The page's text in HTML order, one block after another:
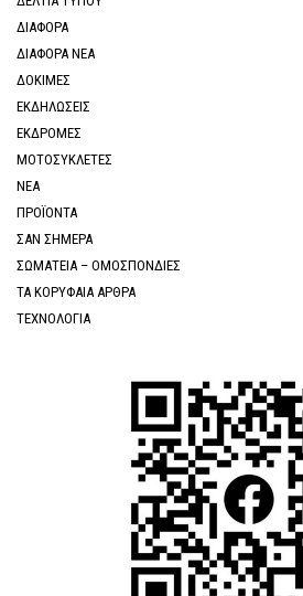
ΔΙΑΦΟΡΑ
ΔΙΑΦΟΡΑ ΝΕΑ
ΔΟΚΙΜΕΣ
ΕΚΔΗΛΩΣΕΙΣ
ΕΚΔΡΟΜΕΣ
ΜΟΤΟΣΥΚΛΕΤΕΣ
ΝΕΑ
ΠΡΟΪΟΝΤΑ
ΣΑΝ ΣΗΜΕΡΑ
ΣΩΜΑΤΕΙΑ – ΟΜΟΣΠΟΝΔΙΕΣ
ΤΑ ΚΟΡΥΦΑΙΑ ΑΡΘΡΑ
ΤΕΧΝΟΛΟΓΙΑ